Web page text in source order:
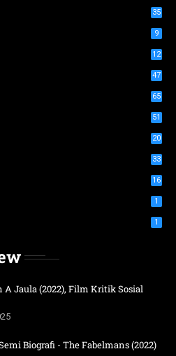
35
9
12
47
65
51
20
33
16
1
1
A Jaula (2022), Film Kritik Sosial
Biografi - The Fabelmans (2022)